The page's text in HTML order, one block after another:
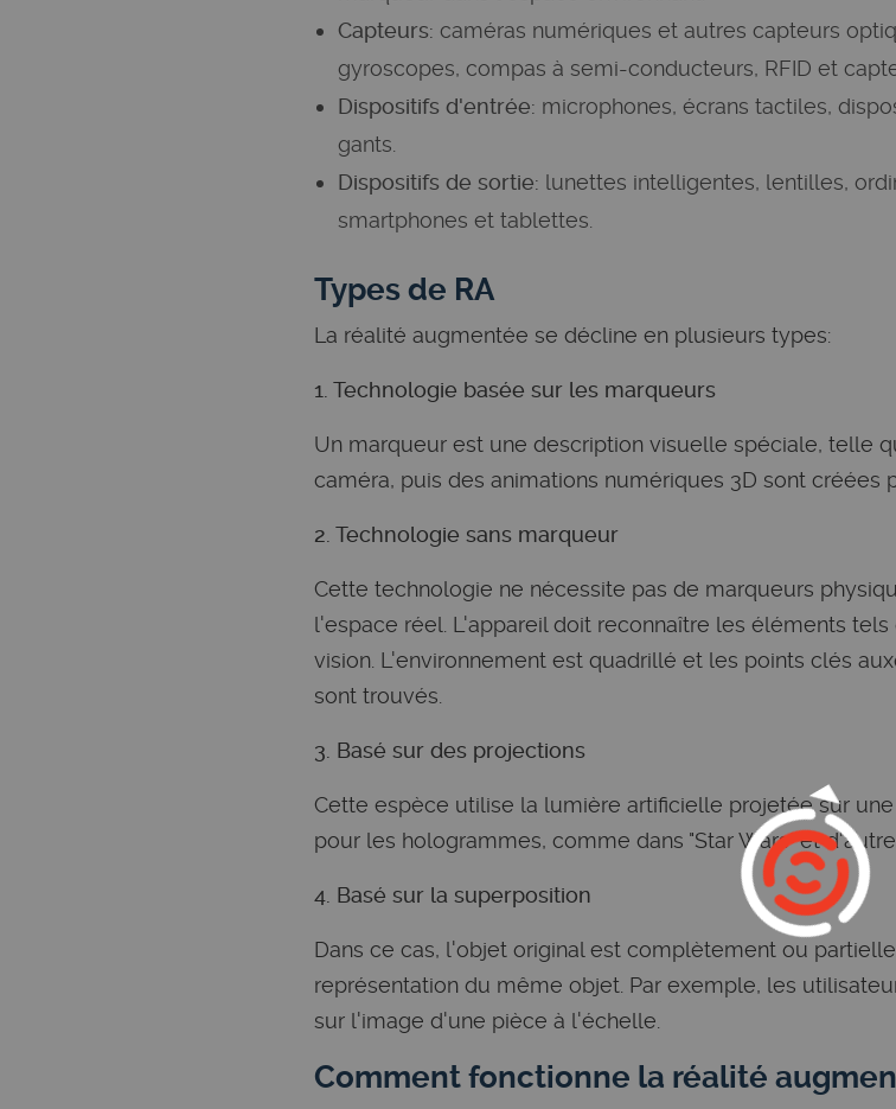
Capteurs: caméras numériques et autres capteurs
gyroscopes, compas à semi-conducteurs, RFID et
Dispositifs d'entrée: microphones, écrans tactiles,
gants.
Dispositifs de sortie: lunettes intelligentes, lentilles,
smartphones et tablettes.
Types de RA
La réalité augmentée se décline en plusieurs types:
1. Technologie basée sur les marqueurs
Un marqueur est une description visuelle spéciale, telle
caméra, puis des animations numériques 3D sont créées
2. Technologie sans marqueur
Cette technologie ne nécessite pas de marqueurs
l'espace réel. L'appareil doit reconnaître les éléments
vision. L'environnement est quadrillé et les points clés
sont trouvés.
3. Basé sur des projections
Cette espèce utilise la lumière artificielle projetée sur
pour les hologrammes, comme dans "Star Wars" et
4. Basé sur la superposition
Dans ce cas, l'objet original est complètement ou
représentation du même objet. Par exemple, les
sur l'image d'une pièce à l'échelle.
Comment fonctionne la réalité